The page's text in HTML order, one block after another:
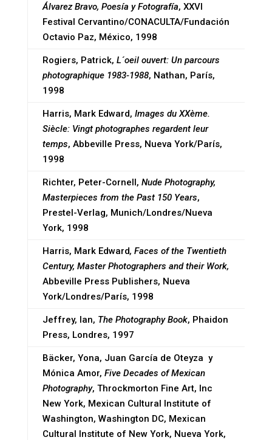
Álvarez Bravo, Poesía y Fotografía, XXVI
Festival Cervantino/CONACULTA/Fundación
Octavio Paz, México, 1998
Rogiers, Patrick, L´oeil ouvert: Un parcours
photographique 1983-1988, Nathan, París,
1998
Harris, Mark Edward, Images du XXème.
Siècle: Vingt photographes regardent leur
temps, Abbeville Press, Nueva York/París,
1998
Richter, Peter-Cornell, Nude Photography,
Masterpieces from the Past 150 Years,
Prestel-Verlag, Munich/Londres/Nueva
York, 1998
Harris, Mark Edward, Faces of the Twentieth
Century, Master Photographers and their Work,
Abbeville Press Publishers, Nueva
York/Londres/París, 1998
Jeffrey, Ian, The Photography Book, Phaidon
Press, Londres, 1997
Bäcker, Yona, Juan García de Oteyza y
Mónica Amor, Five Decades of Mexican
Photography, Throckmorton Fine Art, Inc
New York, Mexican Cultural Institute of
Washington, Washington DC, Mexican
Cultural Institute of New York, Nueva York,